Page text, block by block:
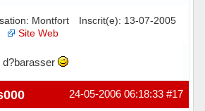
Montfort
Inscrit(e): 13-07-2005
Site Web
d?barasser
#17
24-05-2006 06:18:33